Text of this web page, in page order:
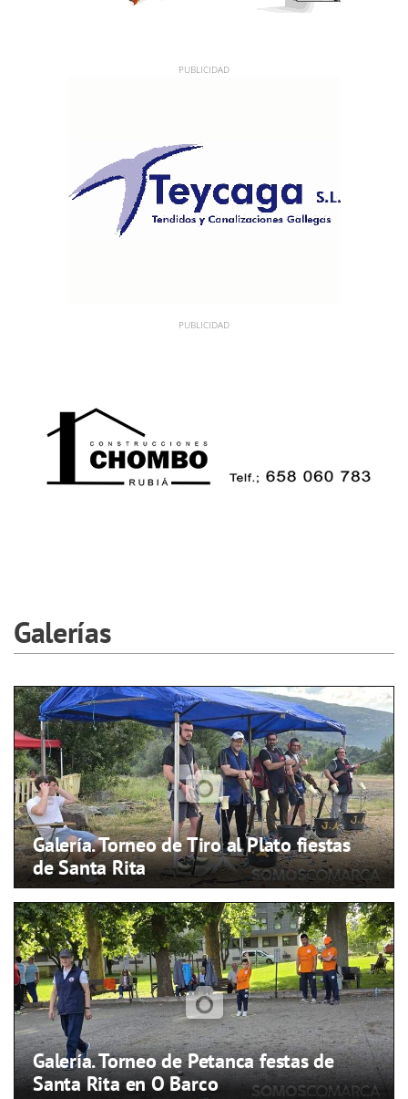
Galerías
Galería. Torneo de Tiro al Plato fiestas
de Santa Rita
Galería. Torneo de Petanca festas de
Santa Rita en O Barco